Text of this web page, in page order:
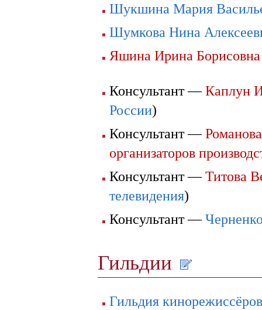
Шукшина Мария
Шумкова Нина
Яшина Ирина Борисовна
Консультант —Каплун
России)
Консультант —
организаторов
Консультант —Титова
телевидения)
Консультант —
Гильдии
Гильдия